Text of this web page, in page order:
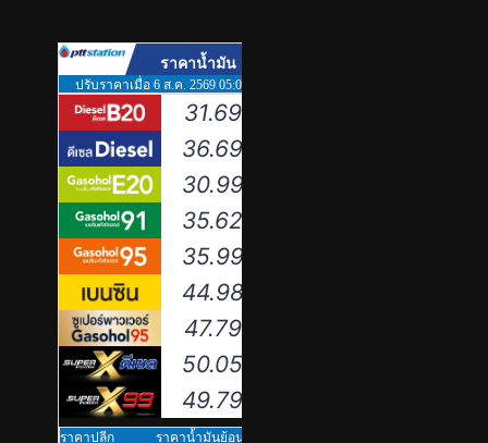
“เพจอีจัน” ส่งมอบ โรงเรียนเด็ก
พิเศษทองผาภูมิ ให้กระทรวง
ศึกษาธิการ ส่งต่อโอกาสทางการ
ศึกษาให้เด็กพิเศษกว่า 100 คน ใช้
PR
6